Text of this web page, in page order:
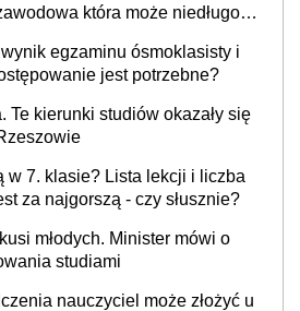
która może niedługo
egzaminu ósmoklasisty i
jest potrzebne?
Te kierunki studiów okazały się
w 7. klasie? Lista lekcji i liczba
za najgorszą - czy słusznie?
młodych. Minister mówi o
studiami
nauczyciel może złożyć u